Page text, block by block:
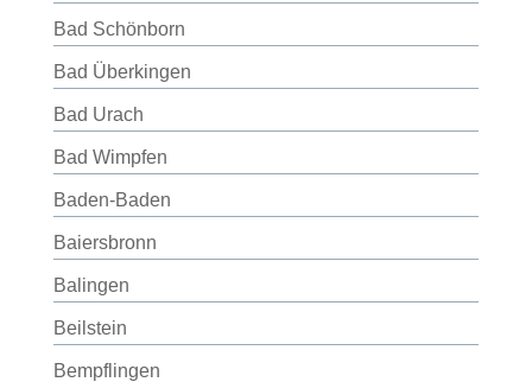
Bad Schönborn
Bad Überkingen
Bad Urach
Bad Wimpfen
Baden-Baden
Baiersbronn
Balingen
Beilstein
Bempflingen